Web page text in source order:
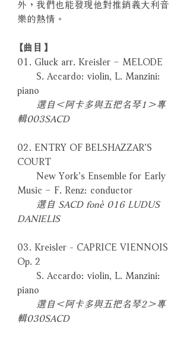
外，我們也能發現他對推銷義大利音
樂的熱情。
【曲目】
01. Gluck arr. Kreisler – MELODE
S. Accardo: violin, L. Manzini:
piano
選自＜阿卡多與五把名琴1＞專
輯003SACD
02. ENTRY OF BELSHAZZAR’S
COURT
New York’s Ensemble for Early
Music – F. Renz: conductor
選自 SACD fonè 016 LUDUS
DANIELIS
03. Kreisler - CAPRICE VIENNOIS
Op. 2
S. Accardo: violin, L. Manzini:
piano
選自＜阿卡多與五把名琴2＞專
輯030SACD